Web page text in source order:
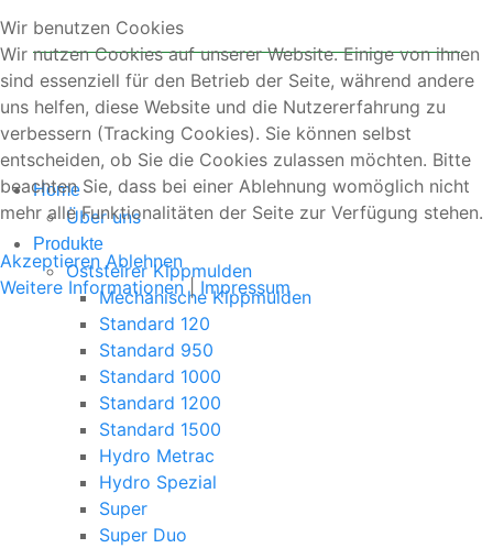
Home
Über uns
Produkte
Oststeirer Kippmulden
Mechanische Kippmulden
Standard 120
Standard 950
Standard 1000
Standard 1200
Standard 1500
Hydro Metrac
Hydro Spezial
Super
Super Duo
Wir benutzen Cookies
Wir nutzen Cookies auf unserer Website. Einige von ihnen
sind essenziell für den Betrieb der Seite, während andere
uns helfen, diese Website und die Nutzererfahrung zu
verbessern (Tracking Cookies). Sie können selbst
entscheiden, ob Sie die Cookies zulassen möchten. Bitte
beachten Sie, dass bei einer Ablehnung womöglich nicht
mehr alle Funktionalitäten der Seite zur Verfügung stehen.
Akzeptieren Ablehnen
Weitere Informationen | Impressum